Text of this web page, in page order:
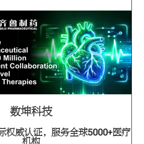
数坤科技
权威认证，服务全球5000+医疗
机构